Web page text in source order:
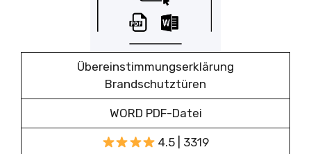
Übereinstimmungserklärung
Brandschutztüren
WORD PDF-Datei
4.5 | 3319